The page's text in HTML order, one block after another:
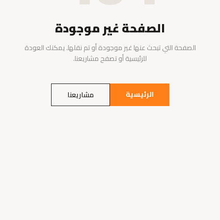
الصفحة غير موجودة
الصفحة التي تبحث عنها غير موجودة أو تم نقلها. يمكنك العودة
للرئيسية أو تصفح مشاريعنا.
الرئيسية مشاريعنا